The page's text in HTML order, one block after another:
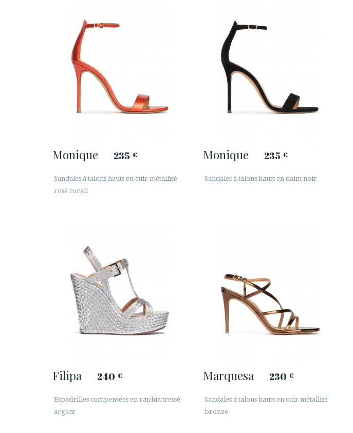
Monique 235 €
Sandales à talons hauts en cuir métallisé
rose corail
Monique 235 €
Sandales à talons hauts en daim noir
Filipa 240 €
Espadrilles compensées en raphia tressé
argent
Marquesa 230 €
Sandales à talons hauts en cuir métallisé
bronze